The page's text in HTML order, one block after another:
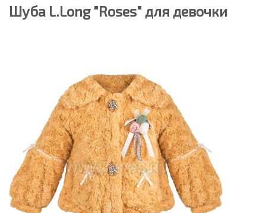
Шуба L.Long "Roses" для девочки